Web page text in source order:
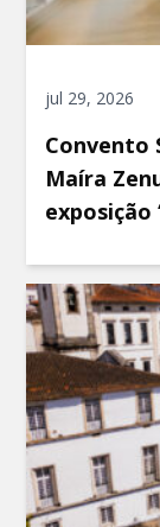
jul 29, 2026
Convento
Maíra
exposição